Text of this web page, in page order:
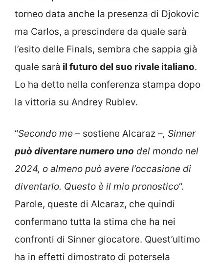
torneo data anche la presenza di Djokovic
ma Carlos, a prescindere da quale sarà
l’esito delle Finals, sembra che sappia già
quale sarà il futuro del suo rivale italiano.
Lo ha detto nella conferenza stampa dopo
la vittoria su Andrey Rublev.
“Secondo me – sostiene Alcaraz –, Sinner
può diventare numero uno del mondo nel
2024, o almeno può avere l’occasione di
diventarlo. Questo è il mio pronostico“.
Parole, queste di Alcaraz, che quindi
confermano tutta la stima che ha nei
confronti di Sinner giocatore. Quest’ultimo
ha in effetti dimostrato di potersela